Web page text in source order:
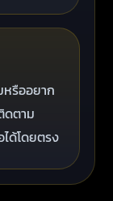
รืออยาก
ดตาม
ด้โดยตรง